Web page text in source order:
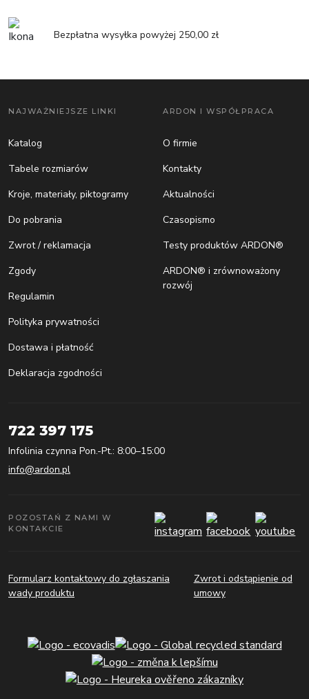
Bezpłatna wysyłka powyżej 250,00 zł
NAJWAŻNIEJSZE LINKI
Katalog
Tabele rozmiarów
Kroje, materiały, piktogramy
Do pobrania
Zwrot / reklamacja
Zgody
Regulamin
Polityka prywatności
Dostawa i płatność
Deklaracja zgodności
ARDON I WSPÓŁPRACA
O firmie
Kontakty
Aktualności
Czasopismo
Testy produktów ARDON®
ARDON® i zrównoważony
rozwój
722 397 175
Infolinia czynna Pon.-Pt.: 8:00–15:00
info@ardon.pl
POZOSTAŃ Z NAMI W
KONTAKCIE
Formularz kontaktowy do zgłaszania
wady produktu
Zwrot i odstąpienie od
umowy